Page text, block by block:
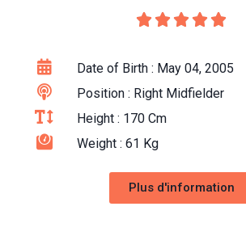
    
Date of Birth : May 04, 2005
Position : Right Midfielder
Height : 170 Cm
Weight : 61 Kg
Plus d'information